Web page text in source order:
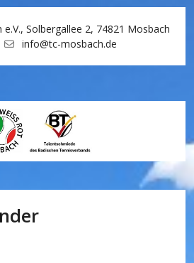
e.V., Solbergallee 2, 74821 Mosbach
info@tc-mosbach.de